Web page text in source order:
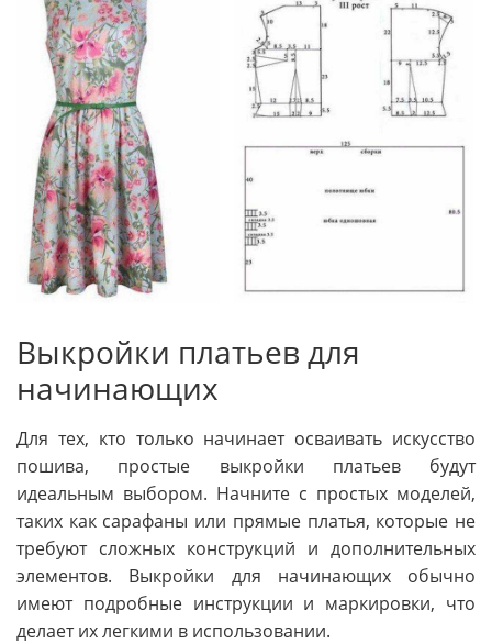
Выкройки платьев для
начинающих
Для тех, кто только начинает осваивать искусство
пошива, простые выкройки платьев будут
идеальным выбором. Начните с простых моделей,
таких как сарафаны или прямые платья, которые не
требуют сложных конструкций и дополнительных
элементов. Выкройки для начинающих обычно
имеют подробные инструкции и маркировки, что
делает их легкими в использовании.